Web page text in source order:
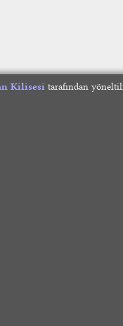
Kilisesitarafından